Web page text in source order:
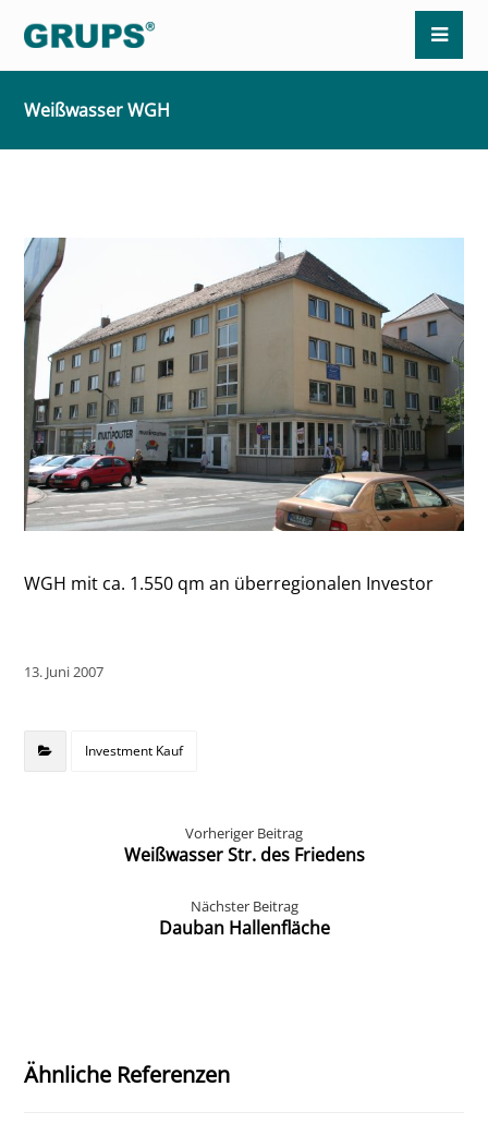
Weißwasser WGH
WGH mit ca. 1.550 qm an überregionalen Investor
13. Juni 2007
Investment Kauf
Vorheriger Beitrag
Weißwasser Str. des Friedens
Nächster Beitrag
Dauban Hallenfläche
Ähnliche Referenzen